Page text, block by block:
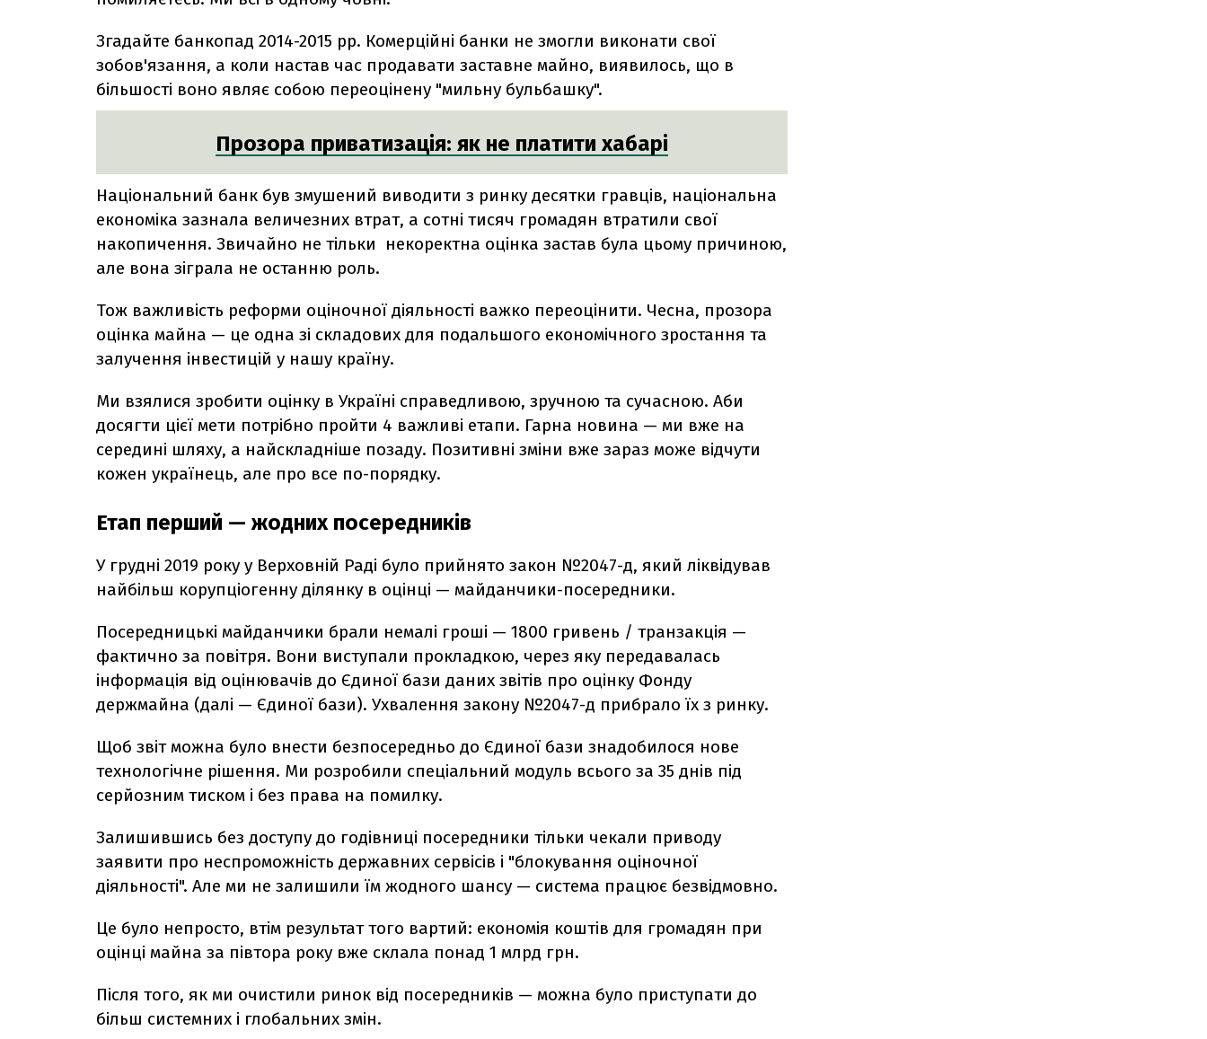
Згадайте банкопад 2014-2015 рр. Комерційні банки не змогли виконати свої
зобов'язання, а коли настав час продавати заставне майно, виявилось, що в
більшості воно являє собою переоцінену "мильну бульбашку".
Прозора приватизація: як не платити хабарі
Національний банк був змушений виводити з ринку десятки гравців, національна
економіка зазнала величезних втрат, а сотні тисяч громадян втратили свої
накопичення. Звичайно не тільки некоректна оцінка застав була цьому причиною,
але вона зіграла не останню роль.
Тож важливість реформи оціночної діяльності важко переоцінити. Чесна, прозора
оцінка майна — це одна зі складових для подальшого економічного зростання та
залучення інвестицій у нашу країну.
Ми взялися зробити оцінку в Україні справедливою, зручною та сучасною. Аби
досягти цієї мети потрібно пройти 4 важливі етапи. Гарна новина — ми вже на
середині шляху, а найскладніше позаду. Позитивні зміни вже зараз може відчути
кожен українець, але про все по-порядку.
Етап перший — жодних посередників
У грудні 2019 року у Верховній Раді було прийнято закон №2047-д, який ліквідував
найбільш корупціогенну ділянку в оцінці — майданчики-посередники.
Посередницькі майданчики брали немалі гроші — 1800 гривень / транзакція —
фактично за повітря. Вони виступали прокладкою, через яку передавалась
інформація від оцінювачів до Єдиної бази даних звітів про оцінку Фонду
держмайна (далі — Єдиної бази). Ухвалення закону №2047-д прибрало їх з ринку.
Щоб звіт можна було внести безпосередньо до Єдиної бази знадобилося нове
технологічне рішення. Ми розробили спеціальний модуль всього за 35 днів під
серйозним тиском і без права на помилку.
Залишившись без доступу до годівниці посередники тільки чекали приводу
заявити про неспроможність державних сервісів і "блокування оціночної
діяльності". Але ми не залишили їм жодного шансу — система працює безвідмовно.
Це було непросто, втім результат того вартий: економія коштів для громадян при
оцінці майна за півтора року вже склала понад 1 млрд грн.
Після того, як ми очистили ринок від посередників — можна було приступати до
більш системних і глобальних змін.